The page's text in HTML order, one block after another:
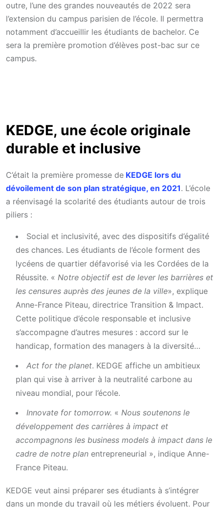
outre, l’une des grandes nouveautés de 2022 sera
l’extension du campus parisien de l’école. Il permettra
notamment d’accueillir les étudiants de bachelor. Ce
sera la première promotion d’élèves post-bac sur ce
campus.
KEDGE, une école originale
durable et inclusive
C’était la première promesse de KEDGE lors du
dévoilement de son plan stratégique, en 2021. L’école
a réenvisagé la scolarité des étudiants autour de trois
piliers :
Social et inclusivité, avec des dispositifs d’égalité
des chances. Les étudiants de l’école forment des
lycéens de quartier défavorisé via les Cordées de la
Réussite. « Notre objectif est de lever les barrières et
les censures auprès des jeunes de la ville», explique
Anne-France Piteau, directrice Transition & Impact.
Cette politique d’école responsable et inclusive
s’accompagne d’autres mesures : accord sur le
handicap, formation des managers à la diversité…
Act for the planet. KEDGE affiche un ambitieux
plan qui vise à arriver à la neutralité carbone au
niveau mondial, pour l’école.
Innovate for tomorrow. « Nous soutenons le
développement des carrières à impact et
accompagnons les business models à impact dans le
cadre de notre plan entrepreneurial », indique Anne-
France Piteau.
KEDGE veut ainsi préparer ses étudiants à s’intégrer
dans un monde du travail où les métiers évoluent. Pour